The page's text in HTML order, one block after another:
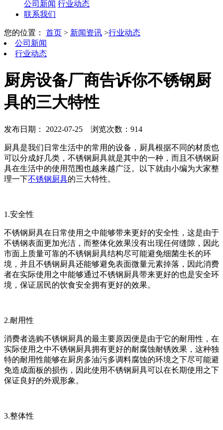
公司新闻 行业动态
联系我们
您的位置： 首页 > 新闻资讯 >行业动态
公司新闻
行业动态
厨房设备厂商告诉你不锈钢厨
具的三大特性
发布日期： 2022-07-25 浏览次数：914
厨具是我们日常生活中的常用的设备，厨具根据不同的材质也
可以分成好几类，不锈钢厨具就是其中的一种，而且不锈钢厨
具在生活中的使用范围也越来越广泛。以下就由小编为大家整
理一下不锈钢厨具的三大特性。
1.安全性
不锈钢厨具在日常使用之中能够带来更好的安全性，这是由于
不锈钢表面更加光洁，而整体化效果没有出现任何缝隙，因此
市面上质量可靠的不锈钢厨具结构尽可能避免细菌生长的环
境，并且不锈钢厨具还能够避免表面微量元素掉落，因此消费
者在实际使用之中能够通过不锈钢厨具带来更好的也是安全环
境，保证居民的饮食安全拥有更好的效果。
2.耐用性
消费者选购不锈钢厨具的最主要原因便是由于它的耐用性，在
实际使用之中不锈钢厨具拥有更好的耐腐蚀耐锈效果，这种独
特的耐用性能够在厨房多油污多调料腐蚀的环境之下尽可能避
免造成面板的损伤，因此使用不锈钢厨具可以在长期使用之下
保证良好的外观形象。
3.整体性